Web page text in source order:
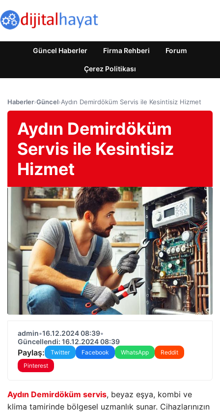
Güncel Haberler Firma Rehberi Forum
Çerez Politikası
Haberler›Güncel›Aydın Demirdöküm Servis ile Kesintisiz Hizmet
Aydın Demirdöküm
Servis ile Kesintisiz
Hizmet
admin•16.12.2024 08:39•
Güncellendi: 16.12.2024 08:39
Paylaş: Twitter Facebook WhatsApp
Reddit
Pinterest
Aydın Demirdöküm servis, beyaz eşya, kombi ve
klima tamirinde bölgesel uzmanlık sunar. Cihazlarınızın